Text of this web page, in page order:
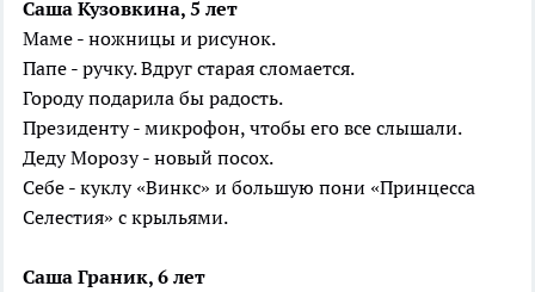
Саша Кузовкина, 5 лет
Маме - ножницы и рисунок.
Папе - ручку. Вдруг старая сломается.
Городу подарила бы радость.
Президенту - микрофон, чтобы его все слышали.
Деду Морозу - новый посох.
Себе - куклу «Винкс» и большую пони «Принцесса
Селестия» с крыльями.
Саша Граник, 6 лет